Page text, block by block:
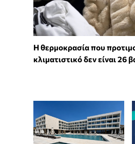
Η θερμοκρασία που
κλιματιστικό δεν είναι 26